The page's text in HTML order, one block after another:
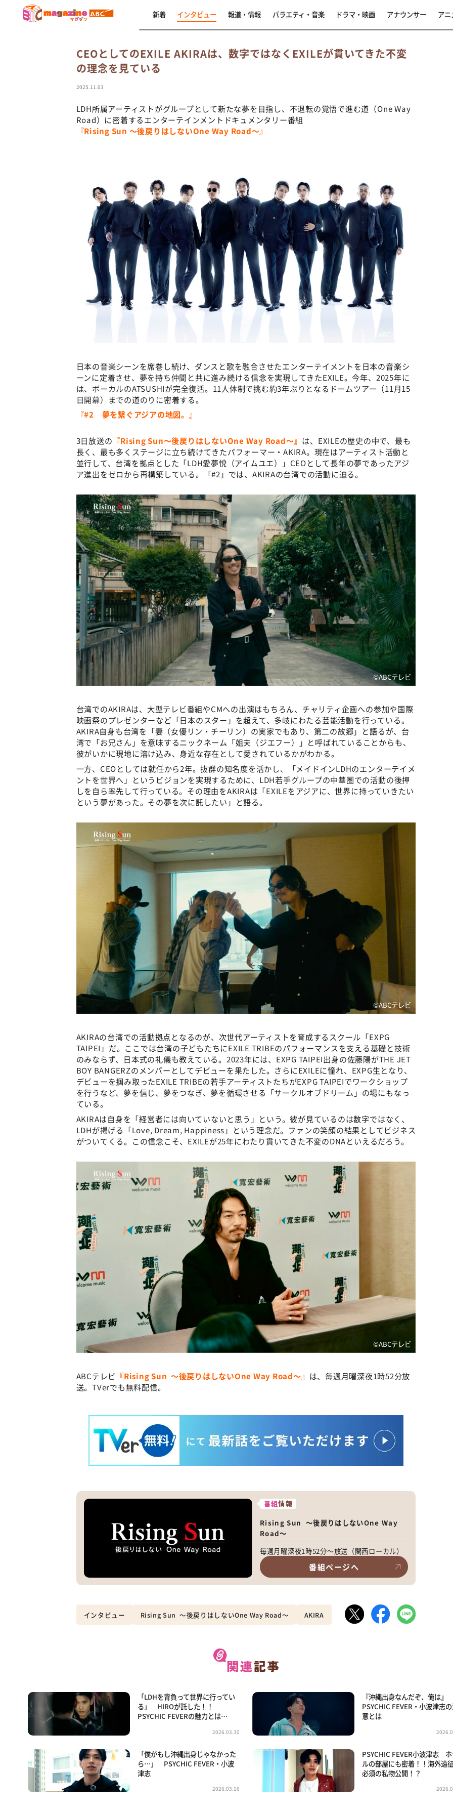
新着 インタビュー 報道・情報 バラエティ・音楽 ドラマ・映画 アナウンサー アニ
CEOとしてのEXILE AKIRAは、数字ではなくEXILEが貫いてきた不変
の理念を見ている
2025.11.03
LDH所属アーティストがグループとして新たな夢を目指し、不退転の覚悟で進む道（One Way
Road）に密着するエンターテインメントドキュメンタリー番組
『Rising Sun 〜後戻りはしないOne Way Road〜』
©️ABCテレビ
日本の音楽シーンを席巻し続け、ダンスと歌を融合させたエンターテイメントを日本の音楽シ
ーンに定着させ、夢を持ち仲間と共に進み続ける信念を実現してきたEXILE。今年、2025年に
は、ボーカルのATSUSHIが完全復活。11人体制で挑む約3年ぶりとなるドームツアー（11月15
日開幕）までの道のりに密着する。
『#2 夢を繋ぐアジアの地図。』
3日放送の 『Rising Sun〜後戻りはしないOne Way Road〜』 は、EXILEの歴史の中で、最も
長く、最も多くステージに立ち続けてきたパフォーマー・AKIRA。現在はアーティスト活動と
並行して、台湾を拠点とした「LDH愛夢悅（アイムユエ）」CEOとして長年の夢であったアジ
ア進出をゼロから再構築している。「#2」では、AKIRAの台湾での活動に迫る。
©️ABCテレビ
台湾でのAKIRAは、大型テレビ番組やCMへの出演はもちろん、チャリティ企画への参加や国際
映画祭のプレゼンターなど「日本のスター」を超えて、多岐にわたる芸能活動を行っている。
AKIRA自身も台湾を「妻（女優リン・チーリン）の実家でもあり、第二の故郷」と語るが、台
湾で「お兄さん」を意味するニックネーム「姐夫（ジエフー）」と呼ばれていることからも、
彼がいかに現地に溶け込み、身近な存在として愛されているかがわかる。
一方、CEOとしては就任から2年。抜群の知名度を活かし、「メイドインLDHのエンターテイメ
ントを世界へ」というビジョンを実現するために、LDH若手グループの中華圏での活動の後押
しを自ら率先して行っている。その理由をAKIRAは「EXILEをアジアに、世界に持っていきたい
という夢があった。その夢を次に託したい」と語る。
©️ABCテレビ
AKIRAの台湾での活動拠点となるのが、次世代アーティストを育成するスクール「EXPG
TAIPEI」だ。ここでは台湾の子どもたちにEXILE TRIBEのパフォーマンスを支える基礎と技術
のみならず、日本式の礼儀も教えている。2023年には、EXPG TAIPEI出身の佐藤陽がTHE JET
BOY BANGERZのメンバーとしてデビューを果たした。さらにEXILEに憧れ、EXPG生となり、
デビューを掴み取ったEXILE TRIBEの若手アーティストたちがEXPG TAIPEIでワークショップ
を行うなど、夢を信じ、夢をつなぎ、夢を循環させる「サークルオブドリーム」の場にもなっ
ている。
AKIRAは自身を「経営者には向いていないと思う」という。彼が見ているのは数字ではなく、
LDHが掲げる「Love, Dream, Happiness」という理念だ。ファンの笑顔の結果としてビジネス
がついてくる。この信念こそ、EXILEが25年にわたり貫いてきた不変のDNAといえるだろう。
©️ABCテレビ
ABCテレビ 『Rising Sun 〜後戻りはしないOne Way Road〜』 は、毎週月曜深夜1時52分放
送。TVerでも無料配信。
番組情報
Rising Sun 〜後戻りはしないOne Way
Road〜
毎週月曜深夜1時52分～放送（関西ローカル）
番組ページへ
インタビュー Rising Sun 〜後戻りはしないOne Way Road〜 AKIRA
「LDHを背負って世界に行ってい
る」 HIROが託した！！
PSYCHIC FEVERの魅力とは…
2026.03.30
『沖縄出身なんだぞ、俺は』
PSYCHIC FEVER・小波津志
意とは
「僕がもし沖縄出身じゃなかった
ら…」 PSYCHIC FEVER・小波
津志
2026.03.16
PSYCHIC FEVER小波津志
ルの部屋にも密着！！海外遠
必須の私物公開！？